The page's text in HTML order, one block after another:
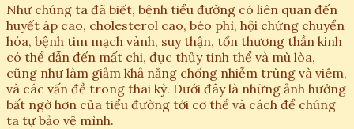
Như chúng ta đã biết, bệnh tiểu đường có liên quan đến
huyết áp cao, cholesterol cao, béo phì, hội chứng chuyển
hóa, bệnh tim mạch vành, suy thận, tổn thương thần kinh
có thể dẫn đến mất chi, đục thủy tinh thể và mù lòa,
cũng như làm giảm khả năng chống nhiễm trùng và viêm,
và các vấn đề trong thai kỳ. Dưới đây là những ảnh hưởng
bất ngờ hơn của tiểu đường tới cơ thể và cách để chúng
ta tự bảo vệ mình.